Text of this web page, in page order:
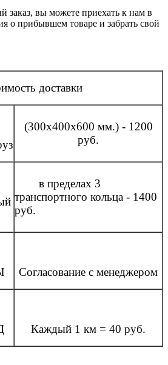
заказ, вы можете приехать к нам в
о прибывшем товаре и забрать свой
доставки
(300x400x600 мм.) - 1200
руб.
в пределах 3
транспортного кольца - 1400
руб.
Согласование с менеджером
Каждый 1 км = 40 руб.